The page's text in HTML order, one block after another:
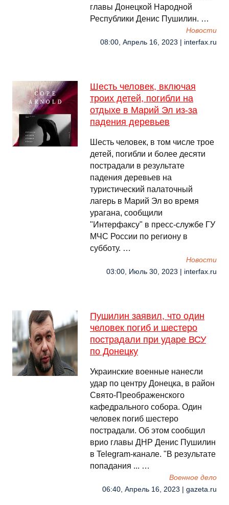
главы Донецкой Народной
Республики Денис Пушилин. …
Новости
08:00, Апрель 16, 2023 | interfax.ru
Шесть человек, включая
троих детей, погибли на
отдыхе в Марий Эл из-за
падения деревьев
Шесть человек, в том числе трое
детей, погибли и более десяти
пострадали в результате
падения деревьев на
туристический палаточный
лагерь в Марий Эл во время
урагана, сообщили
"Интерфаксу" в пресс-службе ГУ
МЧС России по региону в
субботу. …
Новости
03:00, Июль 30, 2023 | interfax.ru
Пушилин заявил, что один
человек погиб и шестеро
пострадали при ударе ВСУ
по Донецку
Украинские военные нанесли
удар по центру Донецка, в район
Свято-Преображенского
кафедрального собора. Один
человек погиб шестеро
пострадали. Об этом сообщил
врио главы ДНР Денис Пушилин
в Telegram-канале. "В результате
попадания ... …
Военное дело
06:40, Апрель 16, 2023 | gazeta.ru